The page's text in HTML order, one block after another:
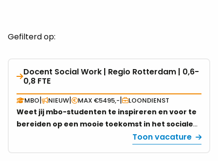
Gefilterd op:
Docent Social Work | Regio Rotterdam | 0,6-
0,8 FTE
MBO| NIEUW| MAX €5495,-| LOONDIENST
Weet jij mbo-studenten te inspireren en voor te
bereiden op een mooie toekomst in het sociale
domein? Ben jij in het bezit van eenToon vacature
Bekijk
vacature
over
Docent
Social